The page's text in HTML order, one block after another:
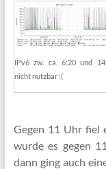
IPv6 zw. ca. 6:20 und
nicht nutzbar :(
Gegen 11 Uhr fiel
wurde es gegen
dann ging auch